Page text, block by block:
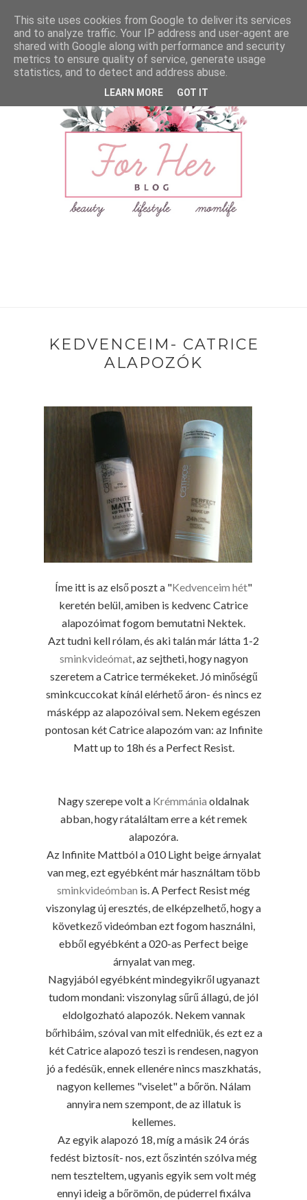
KEDVENCEIM- CATRICE
ALAPOZÓK
Íme itt is az első poszt a "Kedvenceim hét"
keretén belül, amiben is kedvenc Catrice
alapozóimat fogom bemutatni Nektek.
Azt tudni kell rólam, és aki talán már látta 1-2
sminkvideómat, az sejtheti, hogy nagyon
szeretem a Catrice termékeket. Jó minőségű
sminkcuccokat kínál elérhető áron- és nincs ez
másképp az alapozóival sem. Nekem egészen
pontosan két Catrice alapozóm van: az Infinite
Matt up to 18h és a Perfect Resist.
Nagy szerepe volt a Krémmánia oldalnak
abban, hogy rátaláltam erre a két remek
alapozóra.
Az Infinite Mattból a 010 Light beige árnyalat
van meg, ezt egyébként már használtam több
sminkvideómban is. A Perfect Resist még
viszonylag új eresztés, de elképzelhető, hogy a
következő videómban ezt fogom használni,
ebből egyébként a 020-as Perfect beige
árnyalat van meg.
Nagyjából egyébként mindegyikről ugyanazt
tudom mondani: viszonylag sűrű állagú, de jól
eldolgozható alapozók. Nekem vannak
bőrhibáim, szóval van mit elfedniük, és ezt ez a
két Catrice alapozó teszi is rendesen, nagyon
jó a fedésük, ennek ellenére nincs maszkhatás,
nagyon kellemes "viselet" a bőrön. Nálam
annyira nem szempont, de az illatuk is
kellemes.
Az egyik alapozó 18, míg a másik 24 órás
fedést biztosít- nos, ezt őszintén szólva még
nem teszteltem, ugyanis egyik sem volt még
ennyi ideig a bőrömön, de púderrel fixálva
This site uses cookies from Google to deliver its services
and to analyze traffic. Your IP address and user-agent are
shared with Google along with performance and security
metrics to ensure quality of service, generate usage
statistics, and to detect and address abuse.
LEARN MORE GOT IT